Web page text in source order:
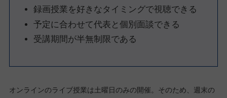
録画授業を好きなタイミングで視聴できる
予定に合わせて代表と個別面談できる
受講期間が半無制限である
オンラインのライブ授業は土曜日のみの開催。そのため、週末の